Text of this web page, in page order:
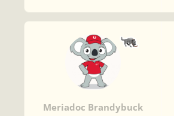
Meriadoc Brandybuck